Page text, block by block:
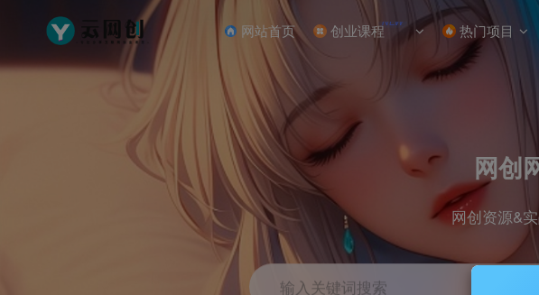
网站首页 创业课程NEW 热门项目
网创
网创资源&
输入关键词搜索